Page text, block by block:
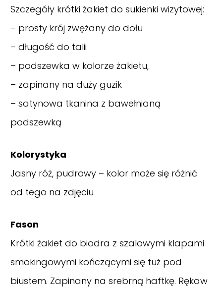
Szczegóły krótki żakiet do sukienki wizytowej:
– prosty krój zwężany do dołu
– długość do talii
– podszewka w kolorze żakietu,
– zapinany na duży guzik
– satynowa tkanina z bawełnianą
podszewką
Kolorystyka
Jasny róż, pudrowy – kolor może się różnić
od tego na zdjęciu
Fason
Krótki żakiet do biodra z szalowymi klapami
smokingowymi kończącymi się tuż pod
biustem. Zapinany na srebrną haftkę. Rękaw